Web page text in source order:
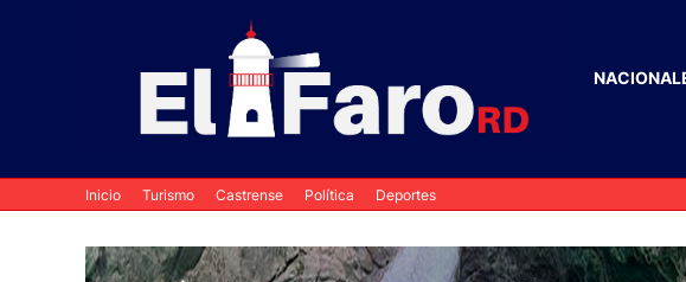
Inicio Turismo Castrense Política Deportes